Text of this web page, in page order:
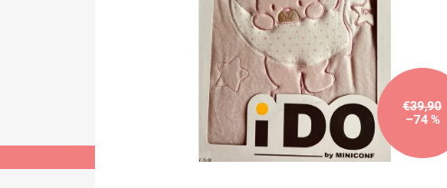
€39,90
–74 %